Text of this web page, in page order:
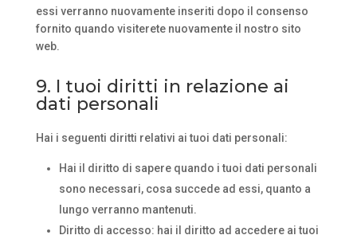
essi verranno nuovamente inseriti dopo il consenso
fornito quando visiterete nuovamente il nostro sito
web.
9. I tuoi diritti in relazione ai
dati personali
Hai i seguenti diritti relativi ai tuoi dati personali:
Hai il diritto di sapere quando i tuoi dati personali
sono necessari, cosa succede ad essi, quanto a
lungo verranno mantenuti.
Diritto di accesso: hai il diritto ad accedere ai tuoi